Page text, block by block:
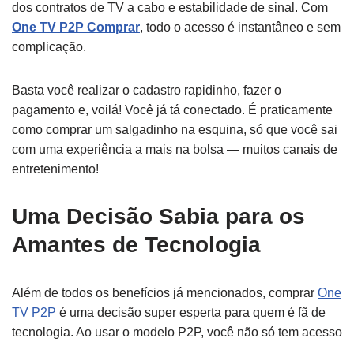
dos contratos de TV a cabo e estabilidade de sinal. Com
One TV P2P Comprar, todo o acesso é instantâneo e sem
complicação.
Basta você realizar o cadastro rapidinho, fazer o
pagamento e, voilá! Você já tá conectado. É praticamente
como comprar um salgadinho na esquina, só que você sai
com uma experiência a mais na bolsa — muitos canais de
entretenimento!
Uma Decisão Sabia para os
Amantes de Tecnologia
Além de todos os benefícios já mencionados, comprar One
TV P2P é uma decisão super esperta para quem é fã de
tecnologia. Ao usar o modelo P2P, você não só tem acesso